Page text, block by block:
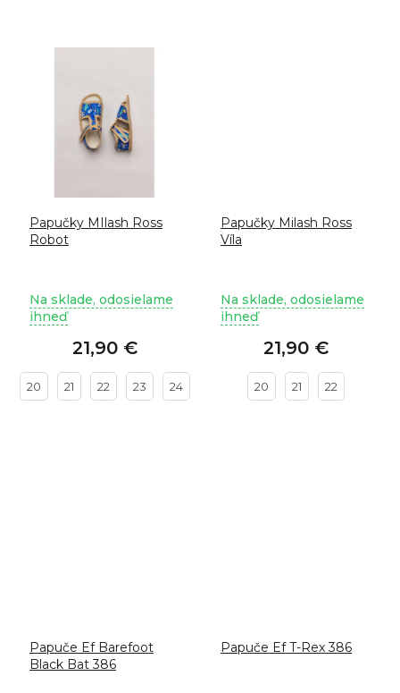
Papučky MIlash Ross
Robot
Na sklade, odosielame
ihneď
21,90 €
20 21 22 23 24
Papučky Milash Ross
Víla
Na sklade, odosielame
ihneď
21,90 €
20 21 22
Papuče Ef Barefoot
Black Bat 386
Papuče Ef T-Rex 386